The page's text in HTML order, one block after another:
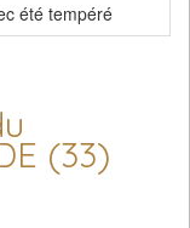
été tempéré
(33)